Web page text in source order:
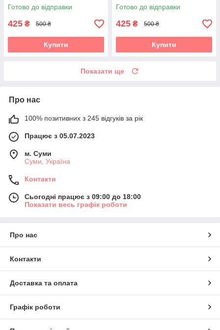
Готово до відправки
425 ₴ 500 ₴
Купити
Готово до відправки
425 ₴ 500 ₴
Купити
Показати ще
Про нас
100% позитивних з 245 відгуків за рік
Працює з 05.07.2023
м. Суми
Суми, Україна
Контакти
Сьогодні працює з 09:00 до 18:00
Показати весь графік роботи
Про нас
Контакти
Доставка та оплата
Графік роботи